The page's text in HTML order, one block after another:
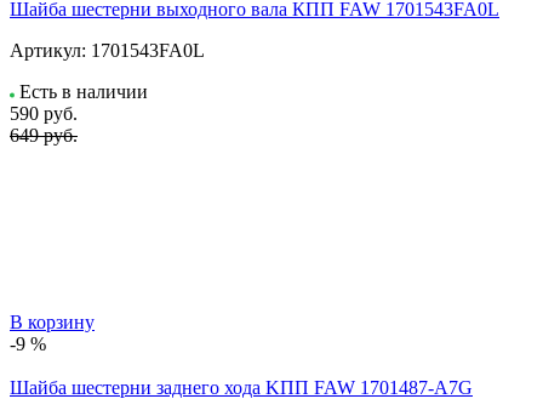
Шайба шестерни выходного вала КПП FAW 1701543FA0L
Артикул: 1701543FA0L
Есть в наличии
590 руб.
649 руб.
В корзину
-9 %
Шайба шестерни заднего хода KПП FAW 1701487-A7G